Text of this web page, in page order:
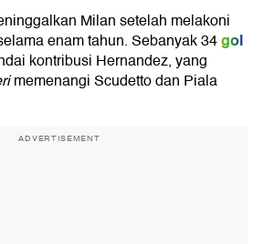
Milan setelah melakoni
enam tahun. Sebanyak 34gol
kontribusi Hernandez, yang
memenangi Scudetto dan Piala
ADVERTISEMENT